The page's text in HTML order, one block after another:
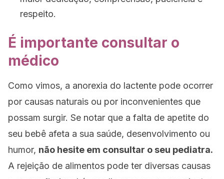
respeito.
É importante consultar o
médico
Como vimos, a anorexia do lactente pode ocorrer
por causas naturais ou por inconvenientes que
possam surgir. Se notar que a falta de apetite do
seu bebê afeta a sua saúde, desenvolvimento ou
humor, não hesite em consultar o seu pediatra.
A rejeição de alimentos pode ter diversas causas